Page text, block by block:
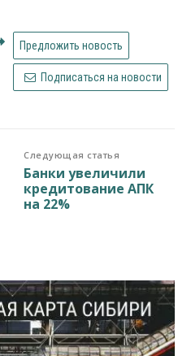
Предложить новость
Подписаться на новости
Следующая статья
Банки увеличили
кредитование АПК
на 22%